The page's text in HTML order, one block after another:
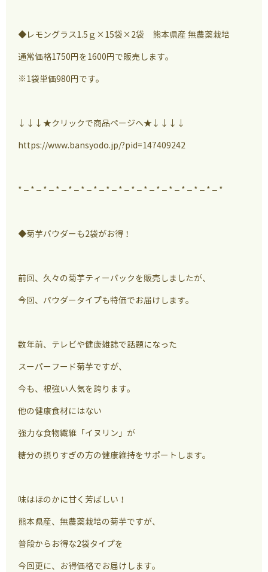
◆レモングラス1.5ｇ×15袋×2袋 熊本県産 無農薬栽培
通常価格1750円を1600円で販売します。
※1袋単価980円です。
↓↓↓★クリックで商品ページへ★↓↓↓↓
https://www.bansyodo.jp/?pid=147409242
* – * – * – * – * – * – * – * – * – * – * – * – * – * – * – * – *
◆菊芋パウダーも2袋がお得！
前回、久々の菊芋ティーパックを販売しましたが、
今回、パウダータイプも特価でお届けします。
数年前、テレビや健康雑誌で話題になった
スーパーフード菊芋ですが、
今も、根強い人気を誇ります。
他の健康食材にはない
強力な食物繊維「イヌリン」が
糖分の摂りすぎの方の健康維持をサポートします。
味はほのかに甘く芳ばしい！
熊本県産、無農薬栽培の菊芋ですが、
普段からお得な2袋タイプを
今回更に、お得価格でお届けします。